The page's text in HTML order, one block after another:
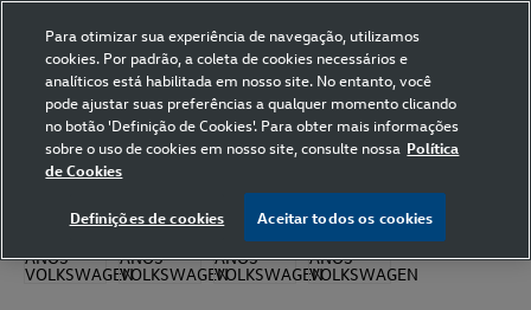
Home Volkswagen Papelaria Caderno
Para otimizar sua experiência de navegação, utilizamos
cookies. Por padrão, a coleta de cookies necessários e
analíticos está habilitada em nosso site. No entanto, você
pode ajustar suas preferências a qualquer momento clicando
no botão 'Definição de Cookies'. Para obter mais informações
sobre o uso de cookies em nosso site, consulte nossa Política
de Cookies
Definições de cookies Aceitar todos os cookies